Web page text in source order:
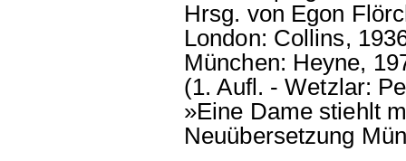
Hrsg. von Egon
London: Collins,
München: Heyne,
(1. Aufl. - Wetzlar:
»Eine Dame stiehlt
Neuübersetzung